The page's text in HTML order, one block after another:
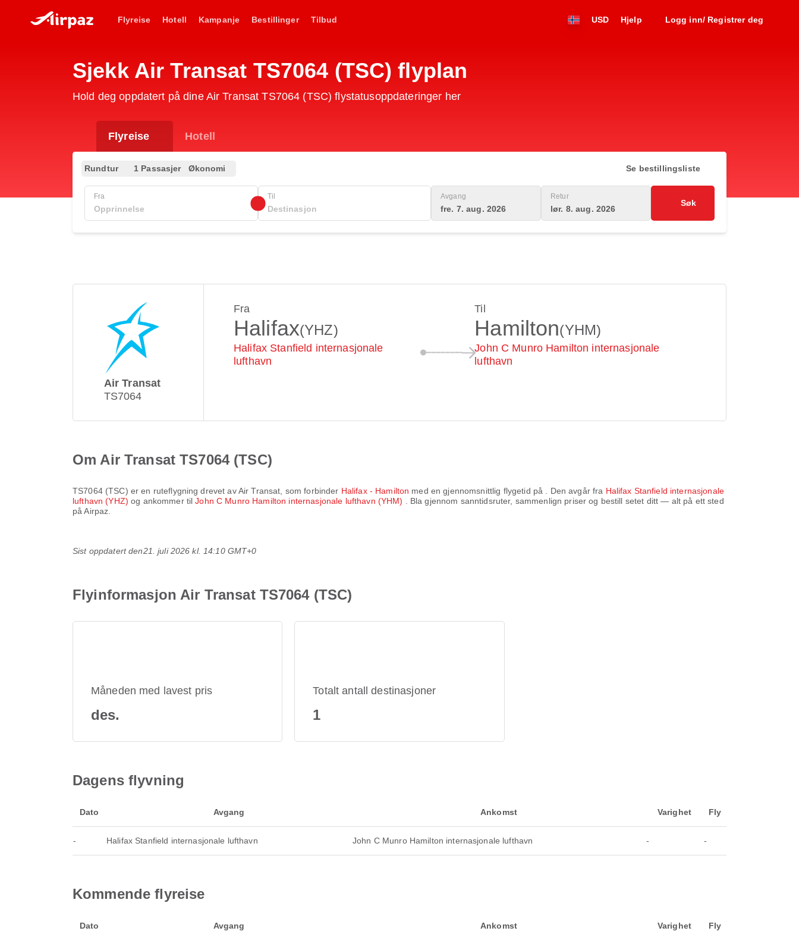
Flyreise Hotell Kampanje Bestillinger Tilbud USD Hjelp Logg inn/ Registrer deg
Sjekk Air Transat TS7064 (TSC) flyplan
Hold deg oppdatert på dine Air Transat TS7064 (TSC) flystatusoppdateringer her
Flyreise Hotell
Rundtur 1 Passasjer Økonomi Se bestillingsliste
Fra Til Avgang
fre. 7. aug. 2026
Retur
lør. 8. aug. 2026
Søk
Air Transat
TS7064
Fra
Halifax(YHZ)
Halifax Stanfield internasjonale
lufthavn
Til
Hamilton(YHM)
John C Munro Hamilton internasjonale
lufthavn
Om Air Transat TS7064 (TSC)
TS7064(TSC) er en ruteflygning drevet avAir Transat , som forbinder Halifax - Hamilton med en gjennomsnittlig flygetid på . Den avgår fra Halifax Stanfield internasjonale
lufthavn (YHZ)og ankommer tilJohn C Munro Hamilton internasjonale lufthavn (YHM)
. Bla gjennom sanntidsruter, sammenlign priser og bestill setet ditt — alt på ett sted
på Airpaz.
Sist oppdatert den21. juli 2026 kl. 14:10 GMT+0
Flyinformasjon Air Transat TS7064 (TSC)
Måneden med lavest pris
des.
Totalt antall destinasjoner
1
Dagens flyvning
Dato Avgang Ankomst Varighet Fly
- Halifax Stanfield internasjonale lufthavn John C Munro Hamilton internasjonale lufthavn - -
Kommende flyreise
Dato Avgang Ankomst Varighet Fly